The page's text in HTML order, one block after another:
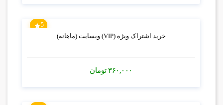
5
خرید اشتراک ویژه (VIP) وبسایت (ماهانه)
۳۶۰,۰۰۰ تومان